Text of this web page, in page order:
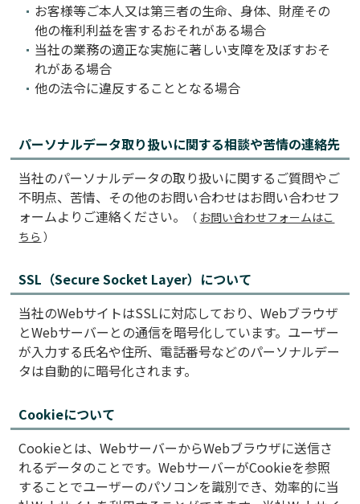
お客様等ご本人又は第三者の生命、身体、財産その
他の権利利益を害するおそれがある場合
当社の業務の適正な実施に著しい支障を及ぼすおそ
れがある場合
他の法令に違反することとなる場合
パーソナルデータ取り扱いに関する相談や苦情の連絡先
当社のパーソナルデータの取り扱いに関するご質問やご
不明点、苦情、その他のお問い合わせはお問い合わせフ
ォームよりご連絡ください。
お問い合わせフォームはこ
ちら
SSL（Secure Socket Layer）について
当社のWebサイトはSSLに対応しており、Webブラウザ
とWebサーバーとの通信を暗号化しています。ユーザー
が入力する氏名や住所、電話番号などのパーソナルデー
タは自動的に暗号化されます。
Cookieについて
Cookieとは、WebサーバーからWebブラウザに送信さ
れるデータのことです。WebサーバーがCookieを参照
することでユーザーのパソコンを識別でき、効率的に当